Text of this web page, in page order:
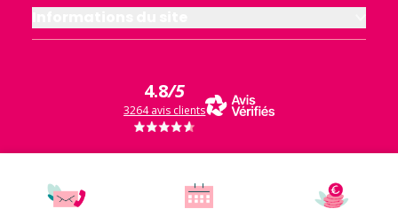
4.8/5
3264 avis clients